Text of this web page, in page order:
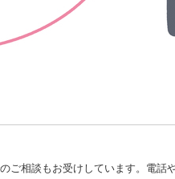
ご相談もお受けしています。電話